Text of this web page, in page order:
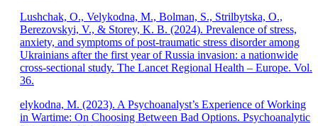
Lushchak, O., Velykodna, M., Bolman, S., Strilbytska, O.,
Berezovskyi, V., & Storey, K. B. (2024). Prevalence of stress,
anxiety, and symptoms of post-traumatic stress disorder among
Ukrainians after the first year of Russia invasion: a nationwide
cross-sectional study. The Lancet Regional Health – Europe. Vol.
36.
elykodna, M. (2023). A Psychoanalyst’s Experience of Working
in Wartime: On Choosing Between Bad Options. Psychoanalytic